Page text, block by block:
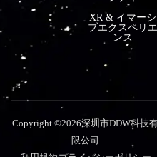
XR & イマーシ
ブエクスペリエ
ンス
Copyright ©2026深圳市DDW科技
限公司